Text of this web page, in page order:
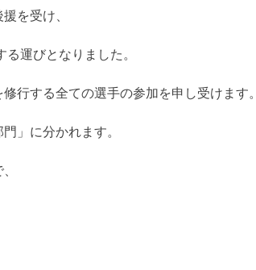
を受け、
運びとなりました。
行する全ての選手の参加を申し受けます。
」に分かれます。